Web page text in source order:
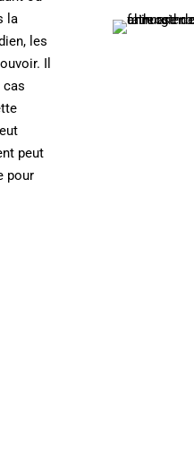
la
les
Il
cas
peut
pour